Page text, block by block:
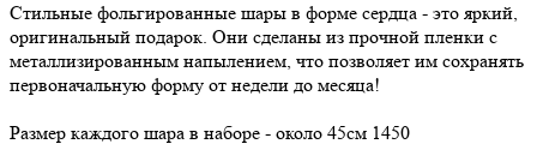
Стильные фольгированные шары в форме сердца - это яркий,
оригинальный подарок. Они сделаны из прочной пленки с
металлизированным напылением, что позволяет им сохранять
первоначальную форму от недели до месяца!
Размер каждого шара в наборе - около 45см 1450